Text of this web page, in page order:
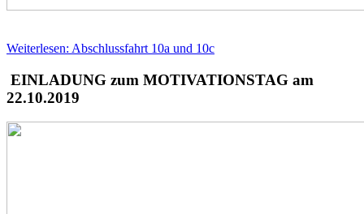
Weiterlesen: Abschlussfahrt 10a und 10c
EINLADUNG zum MOTIVATIONSTAG am
22.10.2019